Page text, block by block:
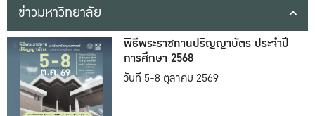
ข่าวมหาวิทยาลัย
พิธีพระราชทานปริญญาบัตร ประจำปี
การศึกษา 2568
วันที่ 5-8 ตุลาคม 2569